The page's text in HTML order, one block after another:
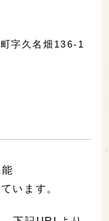
字久名畑136-1
います。